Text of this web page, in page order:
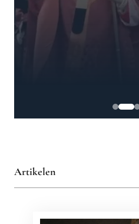
Artikelen